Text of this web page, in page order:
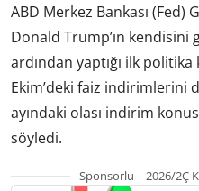
ABD Merkez Bankası (Fed)
Donald Trump’ın
ardından yaptığı ilk
Ekim’deki faiz indirimlerini
ayındaki olası indirim
söyledi.
Sponsorlu | 2026/2Ç